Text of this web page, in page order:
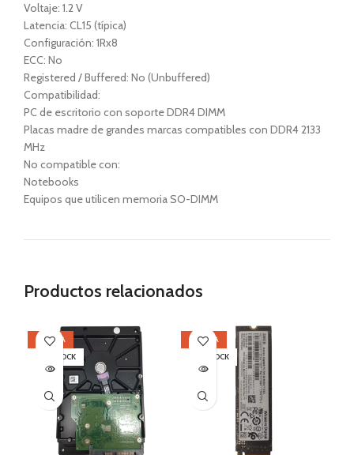
Voltaje: 1.2 V
Latencia: CL15 (típica)
Configuración: 1Rx8
ECC: No
Registered / Buffered: No (Unbuffered)
Compatibilidad:
PC de escritorio con soporte DDR4 DIMM
Placas madre de grandes marcas compatibles con DDR4 2133
MHz
No compatible con:
Notebooks
Equipos que utilicen memoria SO-DIMM
Productos relacionados
OFERTA
SIN STOCK
OFERTA
SIN STOCK